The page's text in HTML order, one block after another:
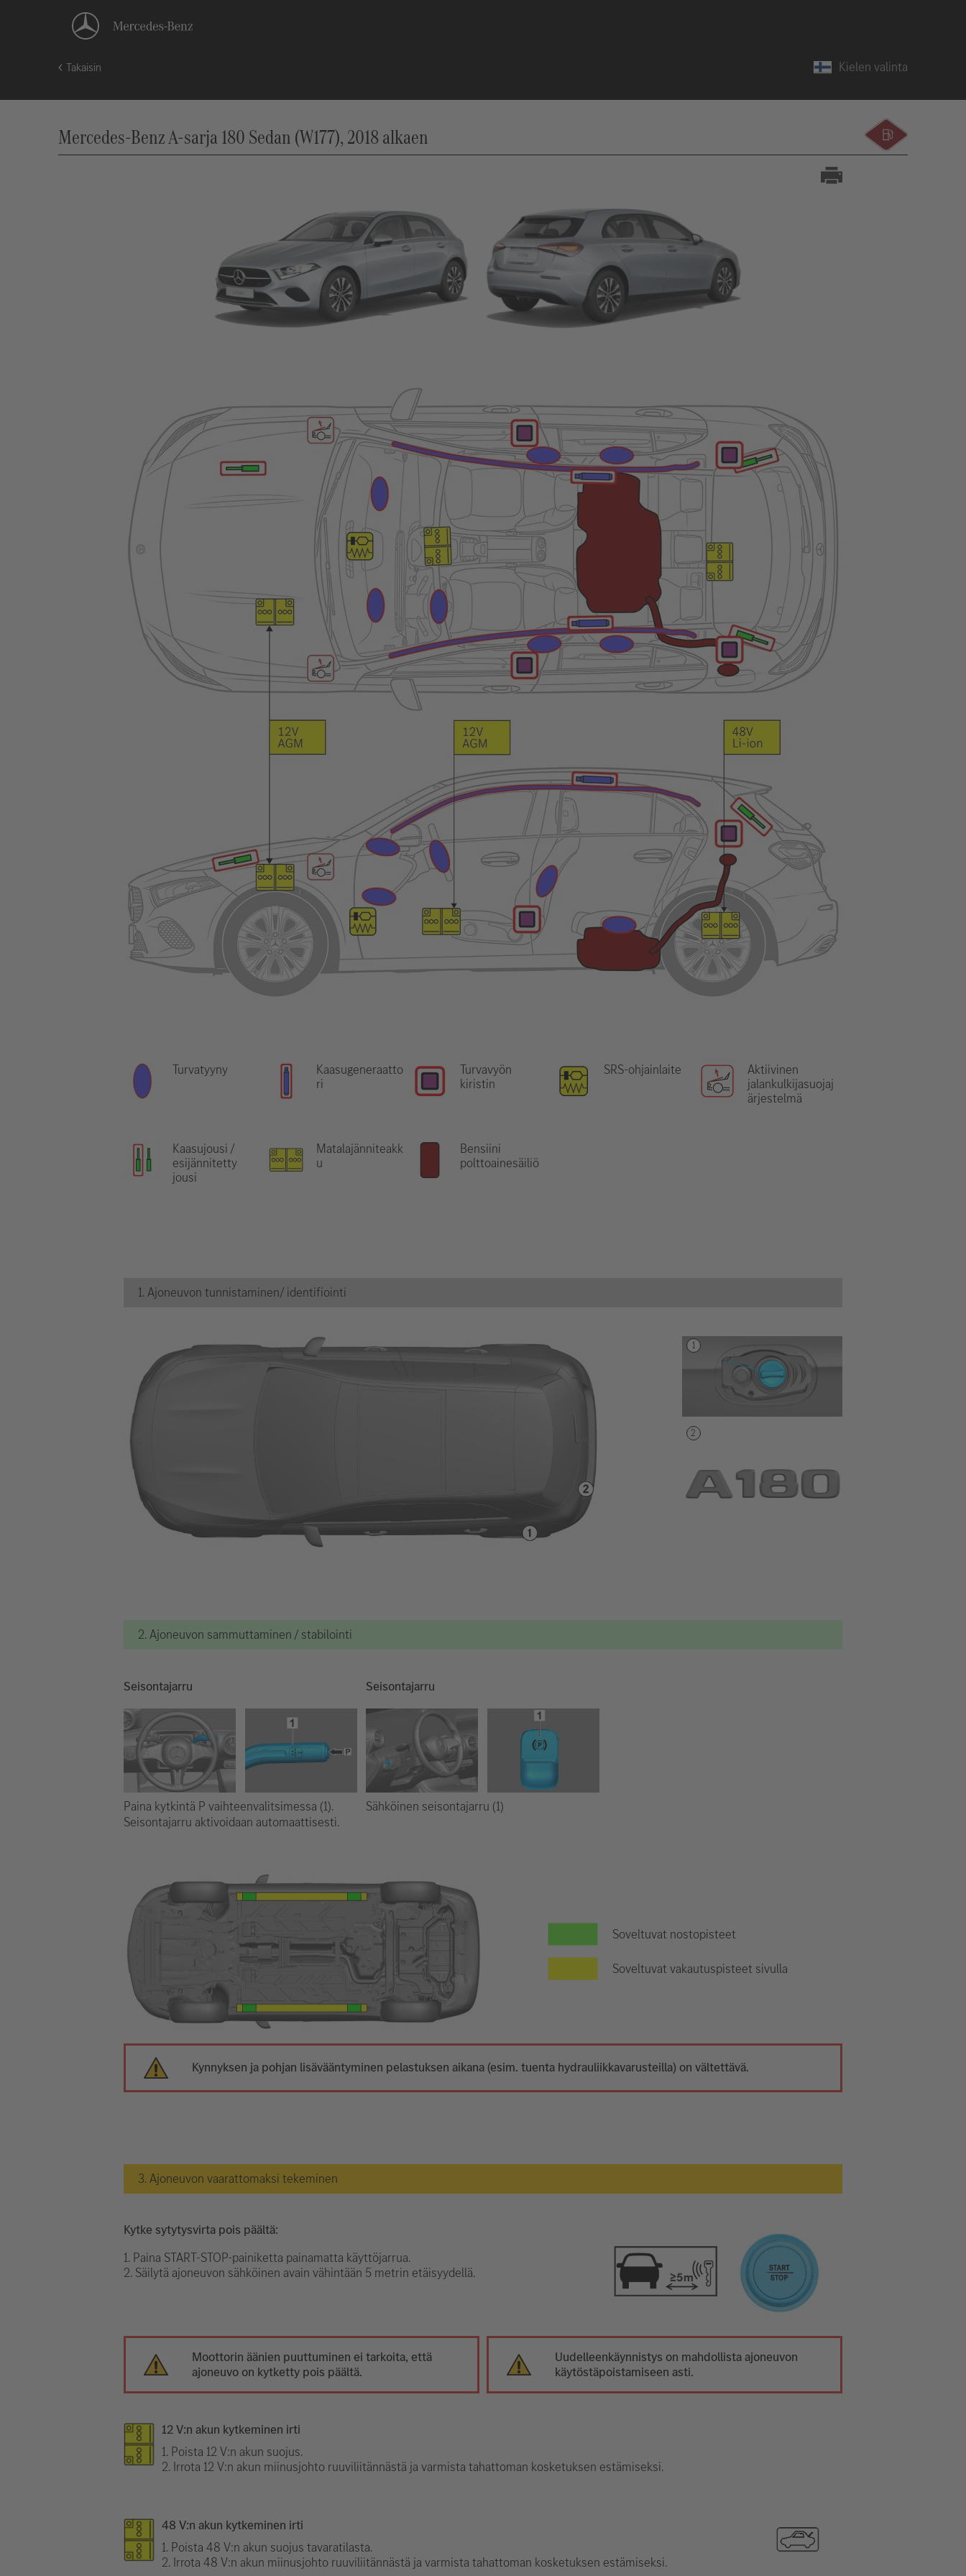
Takaisin Kielen valinta
Mercedes-Benz A-sarja 180 Sedan (W177), 2018 alkaen
Turvatyyny
Kaasugeneraatto
ri
Turvavyön
kiristin
SRS-ohjainlaite
Aktiivinen
jalankulkijasuojaj
ärjestelmä
Kaasujousi /
esijännitetty
jousi
Matalajänniteakk
u
Bensiini
polttoainesäiliö
1. Ajoneuvon tunnistaminen/ identifiointi
2. Ajoneuvon sammuttaminen / stabilointi
Seisontajarru
Paina kytkintä P vaihteenvalitsimessa (1).
Seisontajarru aktivoidaan automaattisesti.
Seisontajarru
Sähköinen seisontajarru (1)
Soveltuvat nostopisteet
Soveltuvat vakautuspisteet sivulla
Kynnyksen ja pohjan lisävääntyminen pelastuksen aikana (esim. tuenta hydrauliikkavarusteilla) on vältettävä.
3. Ajoneuvon vaarattomaksi tekeminen
Kytke sytytysvirta pois päältä:
1. Paina START-STOP-painiketta painamatta käyttöjarrua.
2. Säilytä ajoneuvon sähköinen avain vähintään 5 metrin etäisyydellä.
Moottorin äänien puuttuminen ei tarkoita, että
ajoneuvo on kytketty pois päältä.
Uudelleenkäynnistys on mahdollista ajoneuvon
käytöstäpoistamiseen asti.
12 V:n akun kytkeminen irti
1. Poista 12 V:n akun suojus.
2. Irrota 12 V:n akun miinusjohto ruuviliitännästä ja varmista tahattoman kosketuksen estämiseksi.
48 V:n akun kytkeminen irti
1. Poista 48 V:n akun suojus tavaratilasta.
2. Irrota 48 V:n akun miinusjohto ruuviliitännästä ja varmista tahattoman kosketuksen estämiseksi.